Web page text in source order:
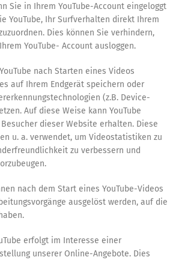
Sie in Ihrem YouTube-Account eingeloggt
YouTube, Ihr Surfverhalten direkt Ihrem
Dies können Sie verhindern,
YouTube- Account ausloggen.
nach Starten eines Videos
auf Ihrem Endgerät speichern oder
(z.B. Device-
Auf diese Weise kann YouTube
dieser Website erhalten. Diese
u. a. verwendet, um Videostatistiken zu
zu verbessern und
nach dem Start eines YouTube-Videos
ausgelöst werden, auf die
erfolgt im Interesse einer
unserer Online-Angebote. Dies